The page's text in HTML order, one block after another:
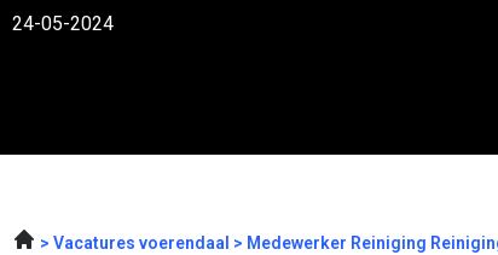
24-05-2024
Vacatures voerendaal Medewerker Reiniging